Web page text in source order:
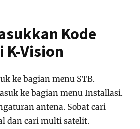
Kode
K-Vision
ke bagian menu STB.
ke bagian menu Installasi.
antena. Sobat cari
dan cari multi satelit.